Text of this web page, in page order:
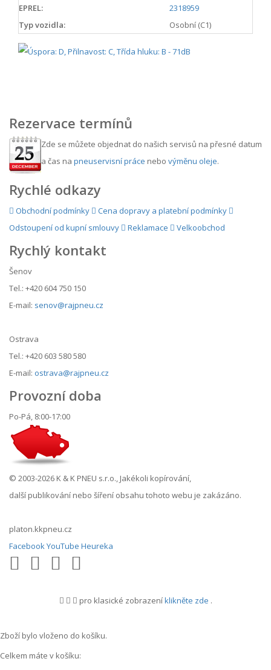
EPREL:
2318959
Typ vozidla:
Osobní (C1)
Rezervace termínů
Zde se můžete objednat do našich servisů na přesné datum
a čas na pneuservisní práce nebo výměnu oleje.
Rychlé odkazy
Obchodní podmínky
Cena dopravy a platební podmínky
Odstoupení od kupní smlouvy
Reklamace Velkoobchod
Rychlý kontakt
Šenov
Tel.: +420 604 750 150
E-mail: senov@rajpneu.cz
Ostrava
Tel.: +420 603 580 580
E-mail: ostrava@rajpneu.cz
Provozní doba
Po-Pá, 8:00-17:00
© 2003-2026 K & K PNEU s.r.o., Jakékoli kopírování,
další publikování nebo šíření obsahu tohoto webu je zakázáno.
platon.kkpneu.cz
FacebookYouTube Heureka
pro klasické zobrazeníklikněte zde .
Zboží bylo vloženo do košíku.
Celkem máte v košíku: